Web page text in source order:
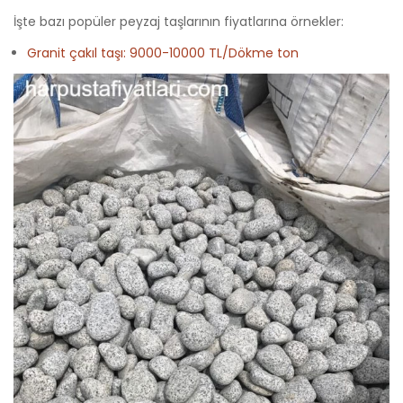
İşte bazı popüler peyzaj taşlarının fiyatlarına örnekler:
Granit çakıl taşı: 9000-10000 TL/Dökme ton